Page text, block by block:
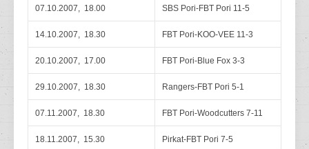
07.10.2007, 18.00 SBS Pori-FBT Pori 11-5
14.10.2007, 18.30 FBT Pori-KOO-VEE 11-3
20.10.2007, 17.00 FBT Pori-Blue Fox 3-3
29.10.2007, 18.30 Rangers-FBT Pori 5-1
07.11.2007, 18.30 FBT Pori-Woodcutters 7-11
18.11.2007, 15.30 Pirkat-FBT Pori 7-5